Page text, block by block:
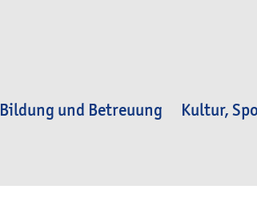
Bildung und Betreuung Kultur,